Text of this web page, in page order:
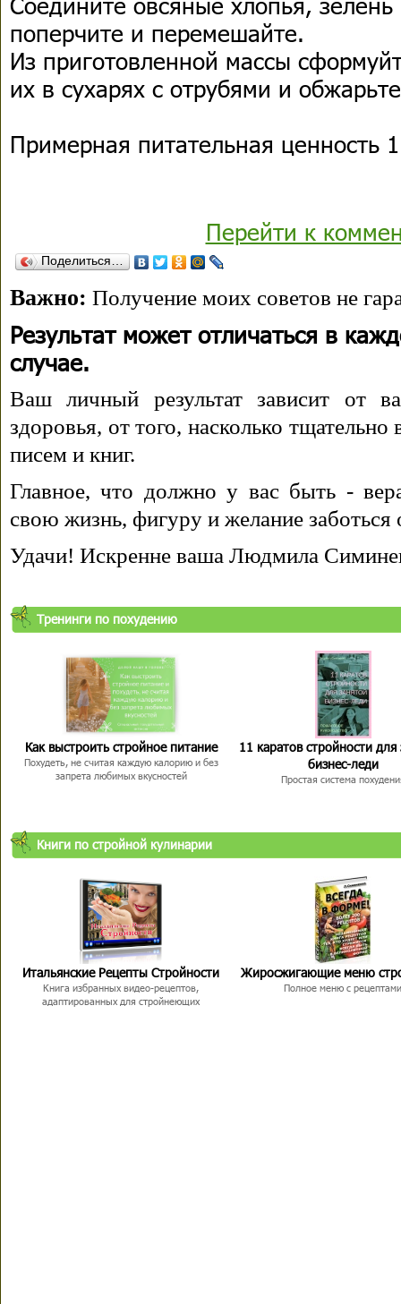
поперчите и перемешайте.
Из приготовленной массы
их в сухарях с отрубями и
Примерная питательная ценность
Перейти к
Поделиться…
Важно: Получение моих советов не
Результат может отличаться в
случае.
Ваш личный результат зависит от
здоровья, от того, насколько
писем и книг.
Главное, что должно у вас быть -
свою жизнь, фигуру и желание заботься
Удачи! Искренне ваша Людмила
Тренинги по похудению
Как выстроить стройное питание
Похудеть, не считая каждую калорию и без
запрета любимых вкусностей
11 каратов стройности для
бизнес-леди
Простая система
Книги по стройной кулинарии
Итальянские Рецепты Стройности
Книга избранных видео-рецептов,
адаптированных для стройнеющих
Жиросжигающие меню
Полное меню с рецептами